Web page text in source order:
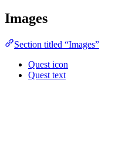
Images
Section titled “Images”
Quest icon
Quest text